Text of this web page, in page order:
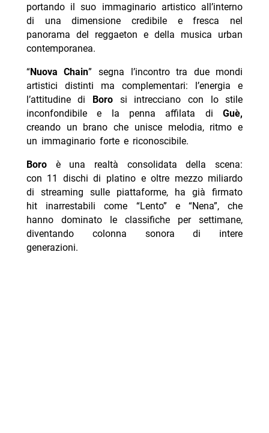
portando il suo immaginario artistico all’interno
di una dimensione credibile e fresca nel
panorama del reggaeton e della musica urban
contemporanea.
“Nuova Chain” segna l’incontro tra due mondi
artistici distinti ma complementari: l’energia e
l’attitudine di
Boro si intrecciano con lo stile
inconfondibile e la penna affilata diGuè,
creando un brano che unisce melodia, ritmo e
un immaginario forte e riconoscibile.
Boroè una realtà consolidata della scena:
con 11 dischi di platino e oltre mezzo miliardo
di streaming
sulle piattaforme, ha già firmato
hit inarrestabili come “Lento” e “Nena”, che
hanno dominato le classifiche per settimane,
diventando colonna sonora di intere
generazioni.